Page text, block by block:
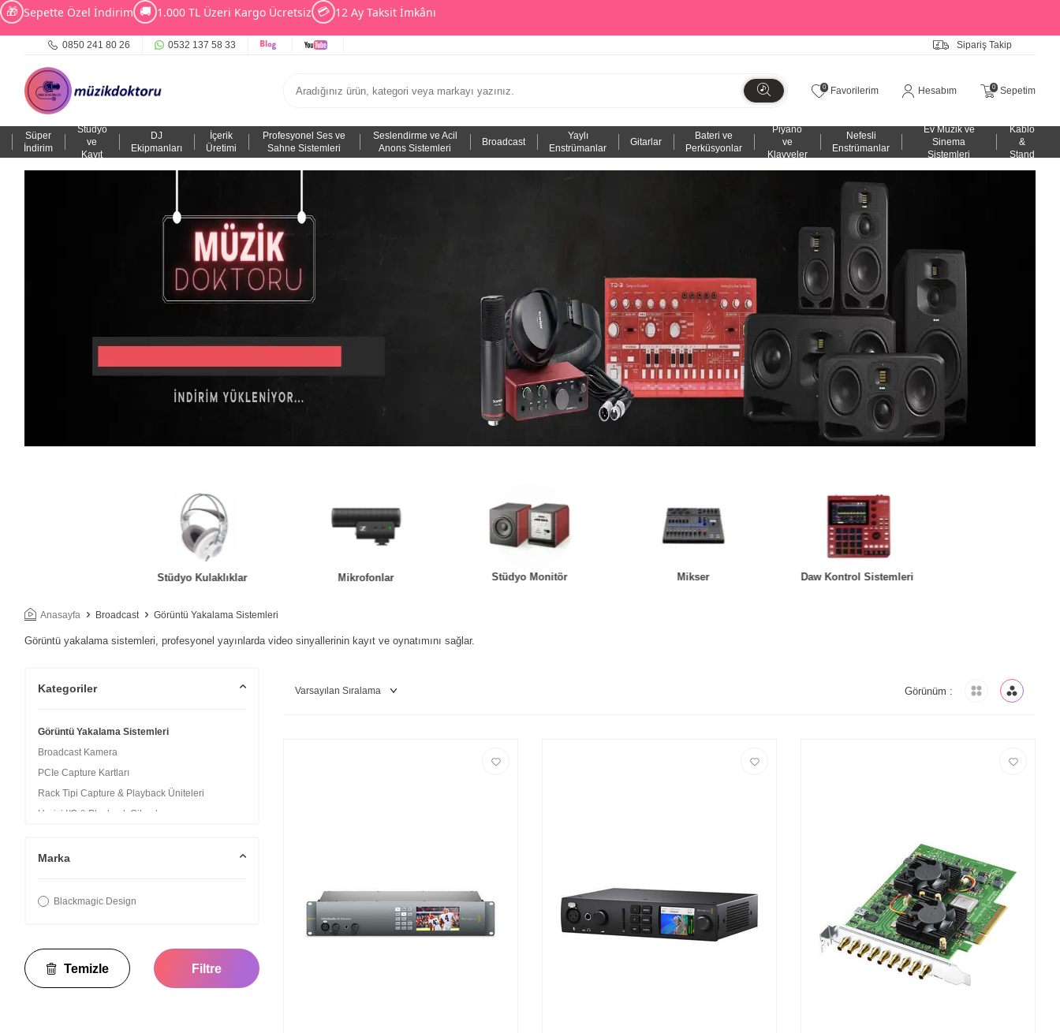
🎁 Sepette Özel İndirim 🚚 1.000 TL Üzeri Kargo Ücretsiz 💳 12 Ay Taksit İmkânı
0850 241 80 26 0532 137 58 33 Sipariş Takip
0 Favorilerim Hesabım 0 Sepetim
Süper
İndirim
Stüdyo
ve
Kayıt
DJ
Ekipmanları
İçerik
Üretimi
Profesyonel Ses ve
Sahne Sistemleri
Seslendirme ve Acil
Anons Sistemleri
Broadcast
Yaylı
Enstrümanlar
Gitarlar
Bateri ve
Perküsyonlar
Piyano
ve
Klavyeler
Nefesli
Enstrümanlar
Ev Müzik ve
Sinema
Sistemleri
Kablo
&
Stand
Stüdyo Kulaklıklar Mikrofonlar Stüdyo Monitör Mikser Daw Kontrol Sistemleri
Anasayfa Broadcast Görüntü Yakalama Sistemleri
Görüntü yakalama sistemleri, profesyonel yayınlarda video sinyallerinin kayıt ve oynatımını sağlar.
Kategoriler
Görüntü Yakalama Sistemleri
Broadcast Kamera
PCIe Capture Kartları
Rack Tipi Capture & Playback Üniteleri
Harici I/O & Playback Cihazları
Marka
Blackmagic Design
Temizle Filtre
Görünüm :